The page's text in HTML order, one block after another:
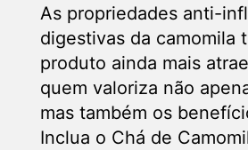
As propriedades anti-
digestivas da camomila
produto ainda mais
quem valoriza não
mas também os
Inclua o Chá de